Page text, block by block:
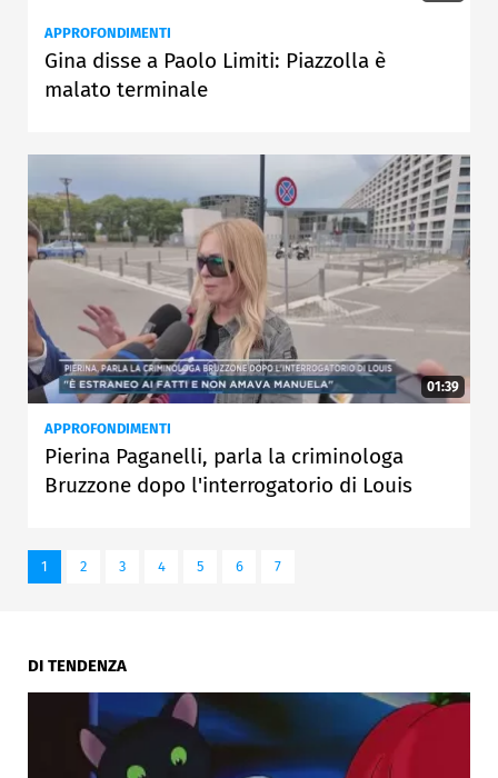
APPROFONDIMENTI
Gina disse a Paolo Limiti: Piazzolla è
malato terminale
01:39
APPROFONDIMENTI
Pierina Paganelli, parla la criminologa
Bruzzone dopo l'interrogatorio di Louis
1 2 3 4 5 6 7
DI TENDENZA